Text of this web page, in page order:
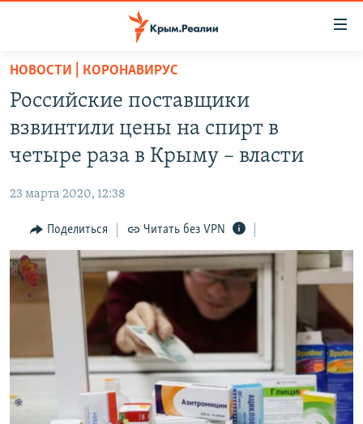
Вернуться
основному
содержанию
главной
навигации
Вернутся
поиску
11 ЛЕТ ОККУПАЦИИ КРЫМА. 11 ИСТОРИЙ СОПРОТИВЛЕНИЯ
ЕЩЕ
ИНТЕРАКТИВ
ИНФОГРАФИКА
ТЕЛЕПРОЕКТ КРЫМ.РЕАЛИИ
СОВЕТЫ ПРАВОЗАЩИТНИКОВ
ПРОПАВШИЕ БЕЗ ВЕСТИ
ПОБЕДИТЕЛЕЙ НЕ СУДЯТ?
КРЫМ.НЕПОКОРЕННЫЙ
РАДІО СВОБОДА
КАК ОБОЙТИ БЛОКИРОВКУ
Українською
Qırımtatar
ПРИСОЕДИНЯЙТЕСЬ!
НОВОСТИ | КОРОНАВИРУС
Российские поставщики
взвинтили цены на спирт в
четыре раза в Крыму – власти
23 марта 2020, 12:38
Поделиться Читать без VPN